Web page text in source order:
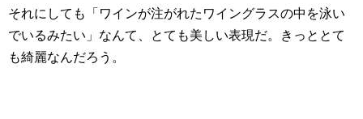
それにしても「ワインが注がれたワイングラスの中を泳い
でいるみたい」なんて、とても美しい表現だ。きっととて
も綺麗なんだろう。